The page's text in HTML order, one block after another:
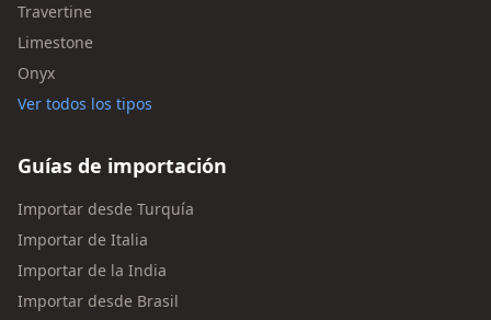
Travertine
Limestone
Onyx
Ver todos los tipos
Guías de importación
Importar desde Turquía
Importar de Italia
Importar de la India
Importar desde Brasil